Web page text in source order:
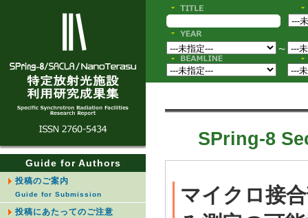
Guide for Authors
投稿のご案内
Guide for Submission
投稿にあたってのご注意
〜
SPring-8
マイクロ接